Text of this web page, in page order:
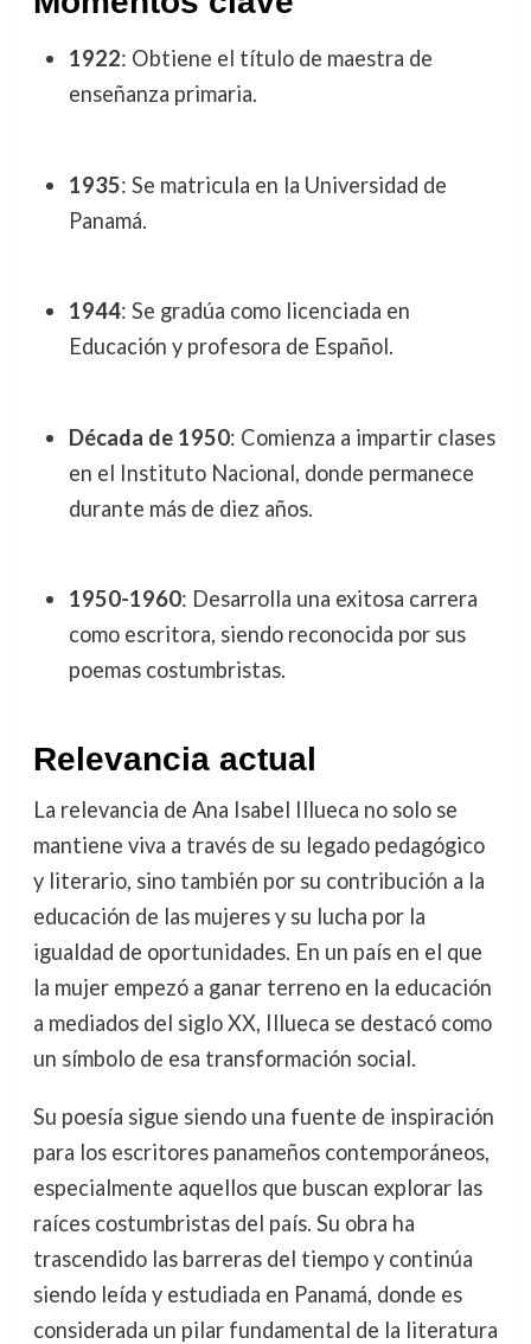
1922: Obtiene el título de maestra de
enseñanza primaria.
1935: Se matricula en la Universidad de
Panamá.
1944: Se gradúa como licenciada en
Educación y profesora de Español.
Década de 1950: Comienza a impartir clases
en el Instituto Nacional, donde permanece
durante más de diez años.
1950-1960: Desarrolla una exitosa carrera
como escritora, siendo reconocida por sus
poemas costumbristas.
Relevancia actual
La relevancia de Ana Isabel Illueca no solo se
mantiene viva a través de su legado pedagógico
y literario, sino también por su contribución a la
educación de las mujeres y su lucha por la
igualdad de oportunidades. En un país en el que
la mujer empezó a ganar terreno en la educación
a mediados del siglo XX, Illueca se destacó como
un símbolo de esa transformación social.
Su poesía sigue siendo una fuente de inspiración
para los escritores panameños contemporáneos,
especialmente aquellos que buscan explorar las
raíces costumbristas del país. Su obra ha
trascendido las barreras del tiempo y continúa
siendo leída y estudiada en Panamá, donde es
considerada un pilar fundamental de la literatura